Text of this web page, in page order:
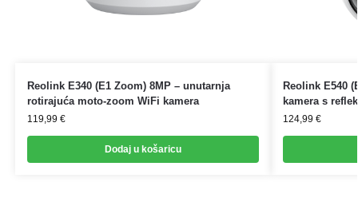
Reolink E340 (E1 Zoom) 8MP – unutarnja
rotirajuća moto-zoom WiFi kamera
119,99 €
Dodaj u košaricu
Reolink E540
kamera s
124,99 €